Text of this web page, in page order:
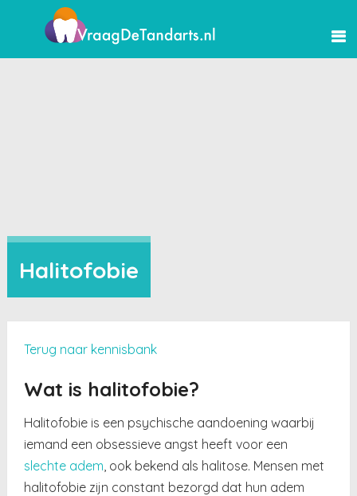
Halitofobie
Terug naar kennisbank
Wat is halitofobie?
Halitofobie is een psychische aandoening waarbij
iemand een obsessieve angst heeft voor een
slechte adem , ook bekend als halitose. Mensen met
halitofobie zijn constant bezorgd dat hun adem